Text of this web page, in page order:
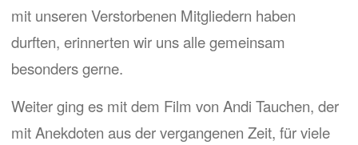
mit unseren Verstorbenen Mitgliedern haben
durften, erinnerten wir uns alle gemeinsam
besonders gerne.
Weiter ging es mit dem Film von Andi Tauchen, der
mit Anekdoten aus der vergangenen Zeit, für viele